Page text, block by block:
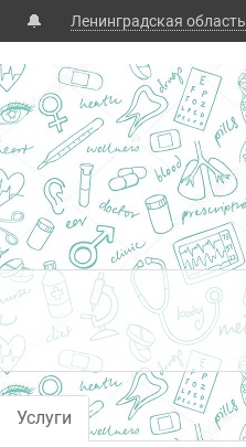
🔔 Ленинградская область
Услуги